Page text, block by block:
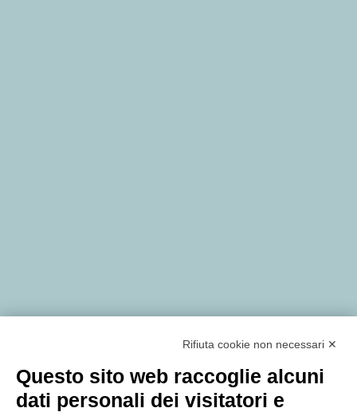
Rifiuta cookie non necessari ✕
Questo sito web raccoglie alcuni
dati personali dei visitatori e